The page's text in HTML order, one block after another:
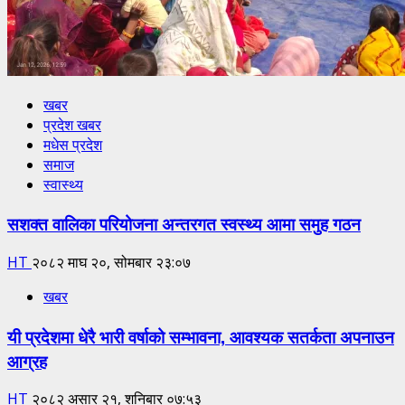
खबर
प्रदेश खबर
मधेस प्रदेश
समाज
स्वास्थ्य
सशक्त वालिका परियोजना अन्तरगत स्वस्थ्य आमा समुह गठन
HT २०८२ माघ २०, सोमबार २३:०७
खबर
यी प्रदेशमा धेरै भारी वर्षाको सम्भावना, आवश्यक सतर्कता अपनाउन
आग्रह
HT २०८२ असार २१, शनिबार ०७:५३